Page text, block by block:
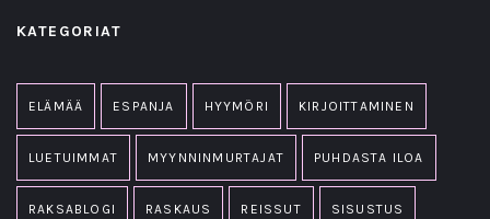
KATEGORIAT
ELÄMÄÄ ESPANJA HYYMÖRI KIRJOITTAMINEN
LUETUIMMAT MYYNNINMURTAJAT PUHDASTA ILOA
RAKSABLOGI RASKAUS REISSUT SISUSTUS